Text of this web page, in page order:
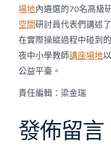
場地內遴選的70名高級
空間研討員代表們講述
在實際操縱過程中碰到
夜中小學教師講座場地
公益平臺。
責任編輯：梁金瑞
發佈留言